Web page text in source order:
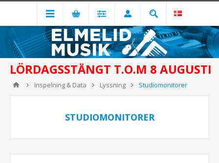
LÖRDAGSSTÄNGT T.O.M 8 AUGUSTI
Inspelning & Data Lyssning Studiomonitorer
STUDIOMONITORER